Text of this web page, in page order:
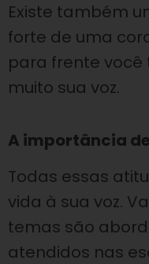
Existe também
forte de uma
para frente você
muito sua voz.
A importância
Todas essas
vida à sua voz.
temas são
atendidos nas